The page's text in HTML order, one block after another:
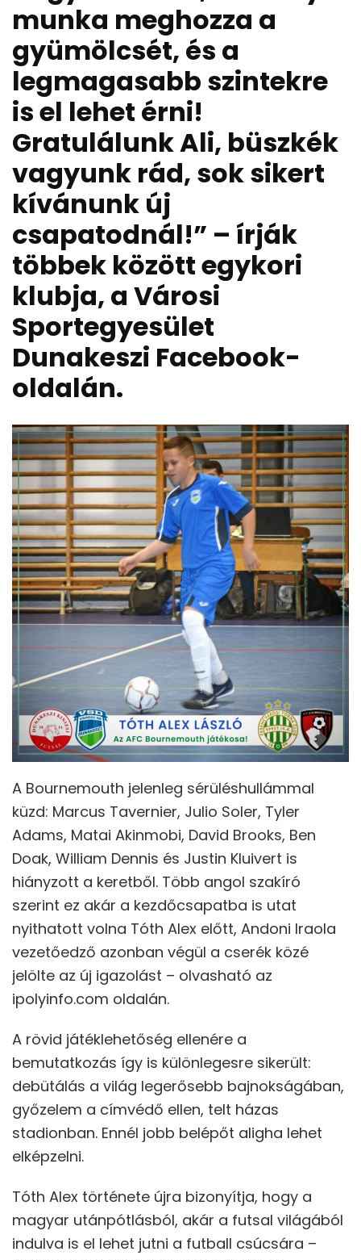
munka meghozza a
gyümölcsét, és a
legmagasabb szintekre
is el lehet érni!
Gratulálunk Ali, büszkék
vagyunk rád, sok sikert
kívánunk új
csapatodnál!” – írják
többek között egykori
klubja, a Városi
Sportegyesület
Dunakeszi Facebook-
oldalán.
A Bournemouth jelenleg sérüléshullámmal
küzd: Marcus Tavernier, Julio Soler, Tyler
Adams, Matai Akinmobi, David Brooks, Ben
Doak, William Dennis és Justin Kluivert is
hiányzott a keretből. Több angol szakíró
szerint ez akár a kezdőcsapatba is utat
nyithatott volna Tóth Alex előtt, Andoni Iraola
vezetőedző azonban végül a cserék közé
jelölte az új igazolást – olvasható az
ipolyinfo.com oldalán.
A rövid játéklehetőség ellenére a
bemutatkozás így is különlegesre sikerült:
debütálás a világ legerősebb bajnokságában,
győzelem a címvédő ellen, telt házas
stadionban. Ennél jobb belépőt aligha lehet
elképzelni.
Tóth Alex története újra bizonyítja, hogy a
magyar utánpótlásból, akár a futsal világából
indulva is el lehet jutni a futball csúcsára –